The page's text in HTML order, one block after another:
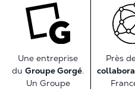
Une entreprise
duGroupe Gorgé.
Un Groupe
Près